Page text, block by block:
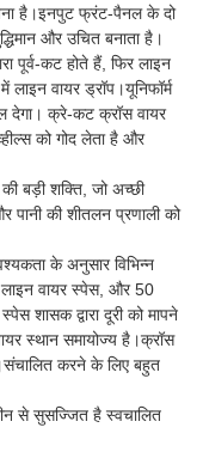
है।इनपुट फ्रंट-पैनल के दो
और उचित बनाता है।
पूर्व-कट होते हैं, फिर लाइन
वायर ड्रॉप।यूनिफॉर्म
देगा। क्रे-कट क्रॉस वायर
को गोद लेता है और
बड़ी शक्ति, जो अच्छी
पानी की शीतलन प्रणाली को
के अनुसार विभिन्न
वायर स्पेस, और 50
शासक द्वारा दूरी को मापने
स्थान समायोज्य है।क्रॉस
करने के लिए बहुत
से सुसज्जित है स्वचालित